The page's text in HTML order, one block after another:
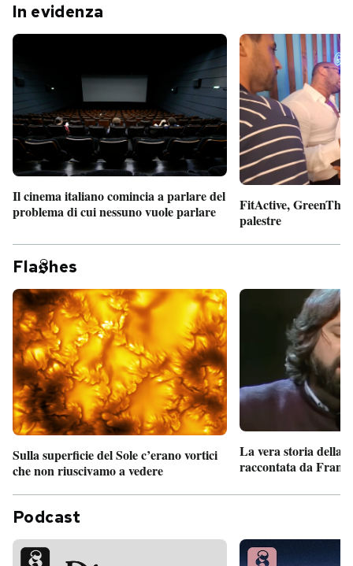
In evidenza
Il cinema italiano comincia a parlare del
problema di cui nessuno vuole parlare
FitActive,
palestre
Fla hes
Sulla superficie del Sole c’erano vortici
che non riuscivamo a vedere
La vera storia della
raccontata da
Podcast